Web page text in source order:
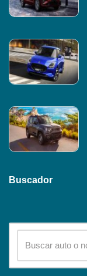
Buscador